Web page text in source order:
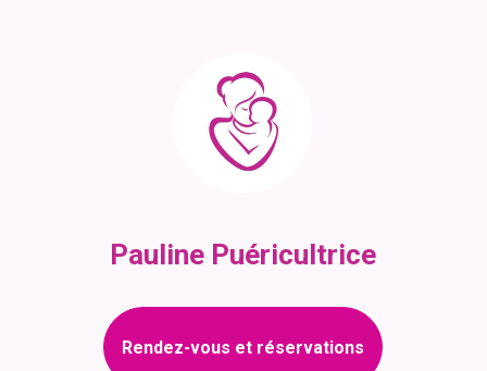
Pauline Puéricultrice
Rendez-vous et réservations